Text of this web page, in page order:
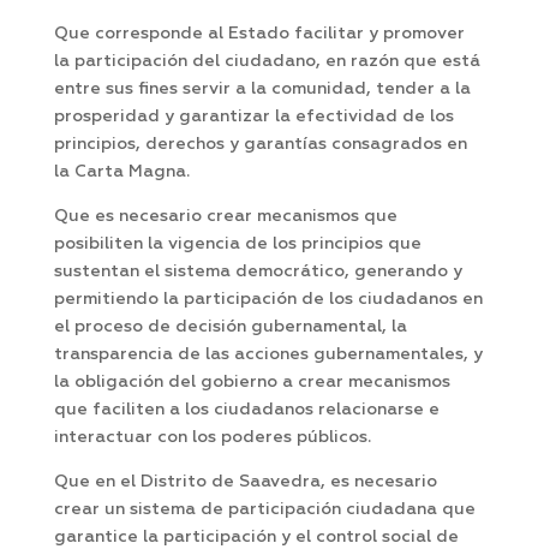
Que corresponde al Estado facilitar y promover
la participación del ciudadano, en razón que está
entre sus fines servir a la comunidad, tender a la
prosperidad y garantizar la efectividad de los
principios, derechos y garantías consagrados en
la Carta Magna.
Que es necesario crear mecanismos que
posibiliten la vigencia de los principios que
sustentan el sistema democrático, generando y
permitiendo la participación de los ciudadanos en
el proceso de decisión gubernamental, la
transparencia de las acciones gubernamentales, y
la obligación del gobierno a crear mecanismos
que faciliten a los ciudadanos relacionarse e
interactuar con los poderes públicos.
Que en el Distrito de Saavedra, es necesario
crear un sistema de participación ciudadana que
garantice la participación y el control social de